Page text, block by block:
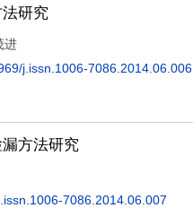
研究
进
j.issn.1006-7086.2014.06.006
方法研究
7086.2014.06.007